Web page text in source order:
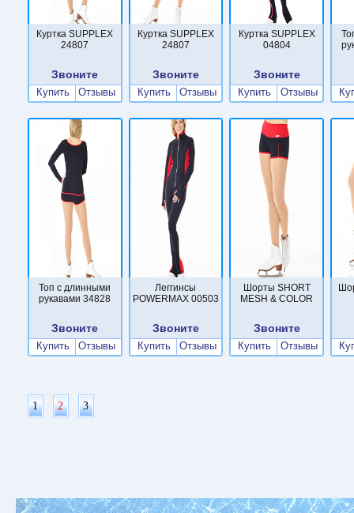
Куртка SUPPLEX
24807
Звоните
Купить Отзывы
Куртка SUPPLEX
24807
Звоните
Купить Отзывы
Куртка SUPPLEX
04804
Звоните
Купить Отзывы
Топ с длинными
рукавами 34828
Звоните
Купить Отзывы
Леггинсы
POWERMAX 00503
Звоните
Купить Отзывы
Шорты SHORT
MESH & COLOR
Звоните
Купить Отзывы
1 2 3